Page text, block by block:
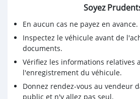
Soyez
En aucun cas ne payez en avance.
Inspectez le véhicule avant de
documents.
Vérifiez les informations relatives
l'enregistrement du véhicule.
Donnez rendez-vous au vendeur
public et n'y allez pas seul.